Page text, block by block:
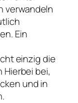
verwandeln
Ein
einzig die
Hierbei bei,
und in